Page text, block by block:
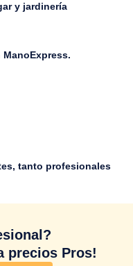
y jardinería
tanto profesionales
precios Pros!